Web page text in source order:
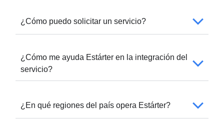
¿Cómo puedo solicitar un servicio?
¿Cómo me ayuda Estárter en la integración del
servicio?
¿En qué regiones del país opera Estárter?